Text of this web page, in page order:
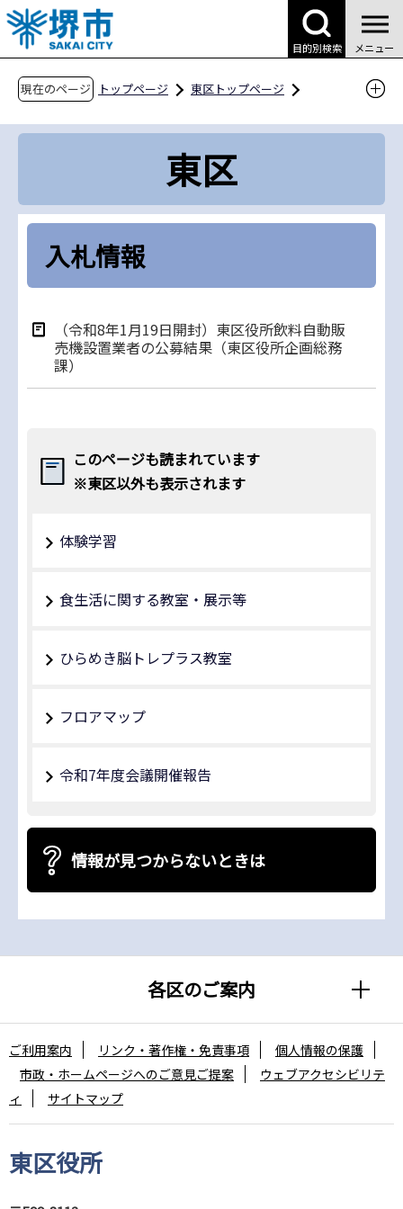
こ
の
ペ
目的別検索 メニュー
現在のページ トップページ
東区トップページ
東区
入札情報
（令和8年1月19日開封）東区役所飲料自動販
売機設置業者の公募結果（東区役所企画総務
課）
このページも読まれています
※東区以外も表示されます
体験学習
食生活に関する教室・展示等
ひらめき脳トレプラス教室
フロアマップ
令和7年度会議開催報告
情報が見つからないときは
各区のご案内
東区役所
ご利用案内 リンク・著作権・免責事項
個人情報の保護
市政・ホームページへのご意見ご提案
ウェブアクセシビリテ
ィ
サイトマップ